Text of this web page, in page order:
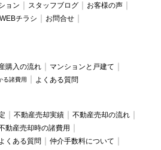
ョン スタッフブログ
お客様の声
WEBチラシ
お問合せ
購入の流れ
マンションと戸建て
る諸費用 よくある質問
不動産売却実績
不動産売却の流れ
動産売却時の諸費用
よくある質問
仲介手数料について